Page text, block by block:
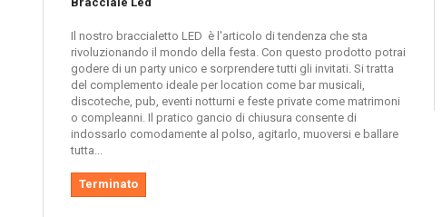
Il nostro braccialetto LED è l'articolo di tendenza che sta
rivoluzionando il mondo della festa. Con questo prodotto potrai
godere di un party unico e sorprendere tutti gli invitati. Si tratta
del complemento ideale per location come bar musicali,
discoteche, pub, eventi notturni e feste private come matrimoni
o compleanni. Il pratico gancio di chiusura consente di
indossarlo comodamente al polso, agitarlo, muoversi e ballare
tutta...
Terminato